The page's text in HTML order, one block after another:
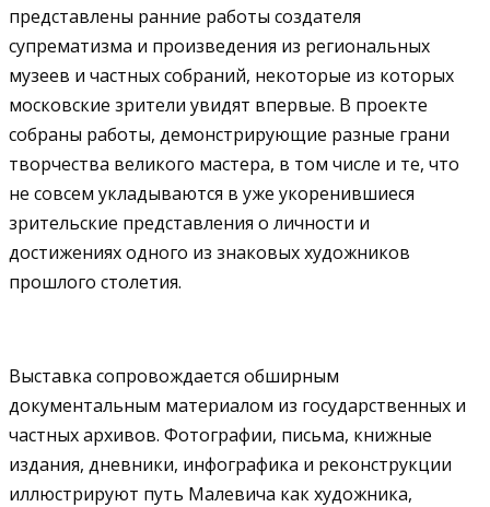
представлены ранние работы создателя
супрематизма и произведения из региональных
музеев и частных собраний, некоторые из которых
московские зрители увидят впервые. В проекте
собраны работы, демонстрирующие разные грани
творчества великого мастера, в том числе и те, что
не совсем укладываются в уже укоренившиеся
зрительские представления о личности и
достижениях одного из знаковых художников
прошлого столетия.
Выставка сопровождается обширным
документальным материалом из государственных и
частных архивов. Фотографии, письма, книжные
издания, дневники, инфографика и реконструкции
иллюстрируют путь Малевича как художника,